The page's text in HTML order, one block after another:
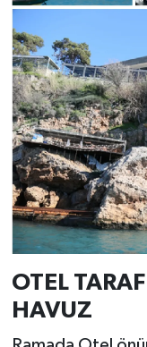
OTEL
HAVUZ